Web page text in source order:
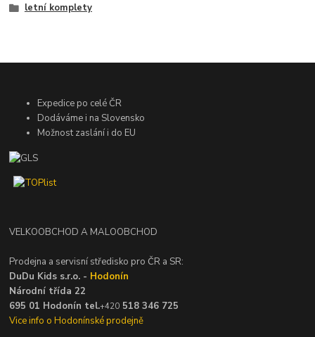
letní komplety
Expedice po celé ČR
Dodáváme i na Slovensko
Možnost zaslání i do EU
VELKOOBCHOD A MALOOBCHOD
Prodejna a servisní středisko pro ČR a SR:
DuDu Kids s.r.o. - Hodonín
Národní třída 22
695 01 Hodonín tel.+420 518 346 725
Vice info o Hodonínské prodejně